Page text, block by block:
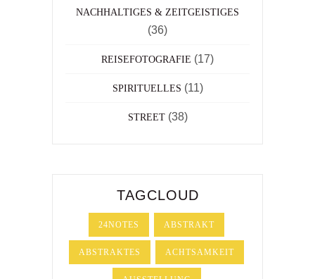
NACHHALTIGES & ZEITGEISTIGES
(36)
REISEFOTOGRAFIE (17)
SPIRITUELLES (11)
STREET(38)
TAGCLOUD
24NOTES ABSTRAKT
ABSTRAKTES ACHTSAMKEIT